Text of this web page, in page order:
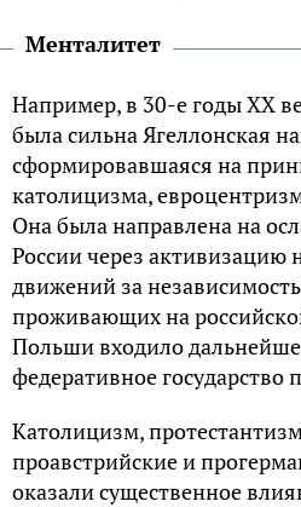
Менталитет
Например, в 30-е годы XX
была сильна Ягеллонская
сформировавшаяся на
католицизма,
Она была направлена на
России через активизацию
движений за
проживающих на
Польши входило
федеративное государство
Католицизм,
проавстрийские и
оказали существенное